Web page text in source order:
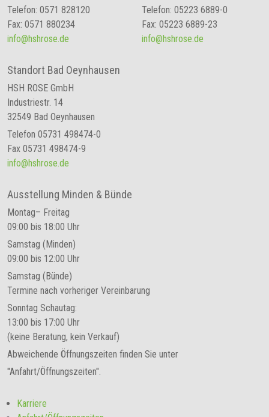
Telefon: 0571 828120
Fax: 0571 880234
info@hshrose.de
Telefon: 05223 6889-0
Fax: 05223 6889-23
info@hshrose.de
Standort Bad Oeynhausen
HSH ROSE GmbH
Industriestr. 14
32549 Bad Oeynhausen
Telefon 05731 498474-0
Fax 05731 498474-9
info@hshrose.de
Ausstellung Minden & Bünde
Montag– Freitag
09:00 bis 18:00 Uhr
Samstag (Minden)
09:00 bis 12:00 Uhr
Samstag (Bünde)
Termine nach vorheriger Vereinbarung
Sonntag Schautag:
13:00 bis 17:00 Uhr
(keine Beratung, kein Verkauf)
Abweichende Öffnungszeiten finden Sie unter
"Anfahrt/Öffnungszeiten".
Karriere